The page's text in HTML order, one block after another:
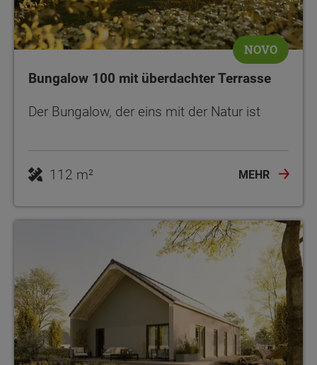
NOVO
Bungalow 100 mit überdachter Terrasse
Der Bungalow, der eins mit der Natur ist
112 m² MEHR